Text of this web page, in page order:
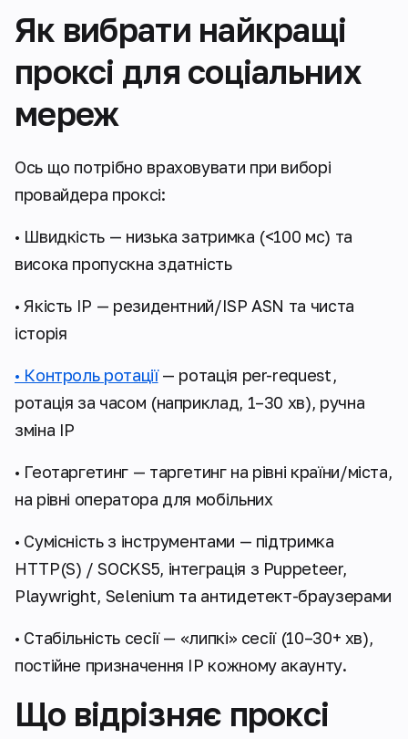
Як вибрати найкращі
проксі для соціальних
мереж
Ось що потрібно враховувати при виборі
провайдера проксі:
• Швидкість — низька затримка (<100 мс) та
висока пропускна здатність
• Якість IP — резидентний/ISP ASN та чиста
історія
• Контроль ротації— ротація per-request,
ротація за часом (наприклад, 1–30 хв), ручна
зміна IP
• Геотаргетинг — таргетинг на рівні країни/міста,
на рівні оператора для мобільних
• Сумісність з інструментами — підтримка
HTTP(S) / SOCKS5, інтеграція з Puppeteer,
Playwright, Selenium та антидетект-браузерами
• Стабільність сесії — «липкі» сесії (10–30+ хв),
постійне призначення IP кожному акаунту.
Що відрізняє проксі